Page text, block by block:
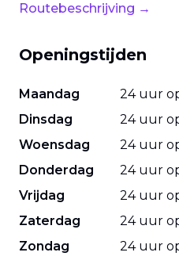
Routebeschrijving →
Openingstijden
Maandag
24 uur
Dinsdag
24 uur
Woensdag
24 uur
Donderdag
24 uur
Vrijdag
24 uur
Zaterdag
24 uur
Zondag
24 uur